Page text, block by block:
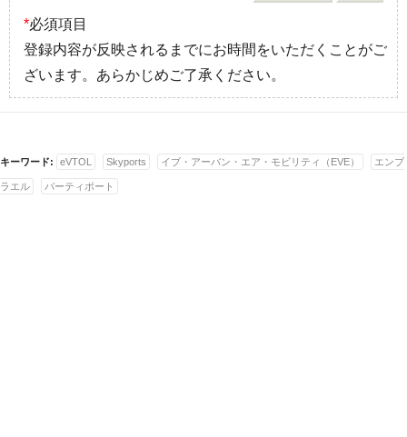
*必須項目
登録内容が反映されるまでにお時間をいただくことがご
ざいます。あらかじめご了承ください。
キーワード: eVTOL Skyports イブ・アーバン・エア・モビリティ（EVE） エンブ
ラエル バーティポート